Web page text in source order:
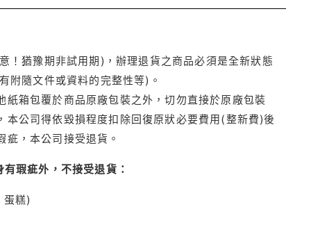
！猶豫期非試用期)，辦理退貨之商品必須是全新狀態
附隨文件或資料的完整性等)。
箱包覆於商品原廠包裝之外，切勿直接於原廠包裝
公司得依毀損程度扣除回復原狀必要費用(整新費)後
，本公司接受退貨。
瑕疵外，不接受退貨：
蛋糕)